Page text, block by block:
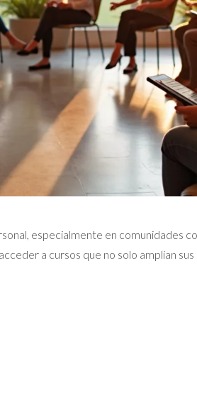
especialmente en comunidades
a cursos que no solo amplían